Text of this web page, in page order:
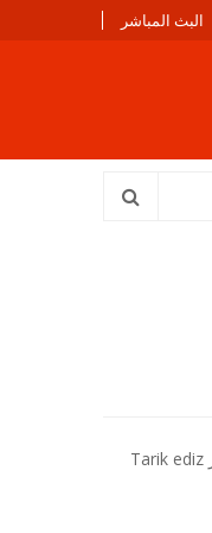
البث المباشر